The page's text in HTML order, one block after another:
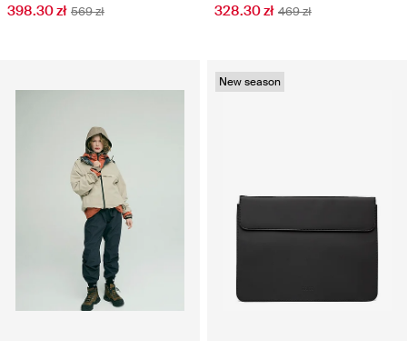
398.30 zł 569 zł 328.30 zł 469 zł
New season